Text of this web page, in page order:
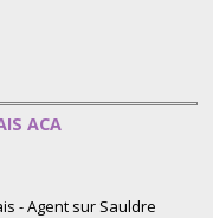
ACA
- Agent sur Sauldre